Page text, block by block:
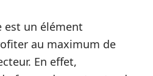
est un élément
au maximum de
En effet,